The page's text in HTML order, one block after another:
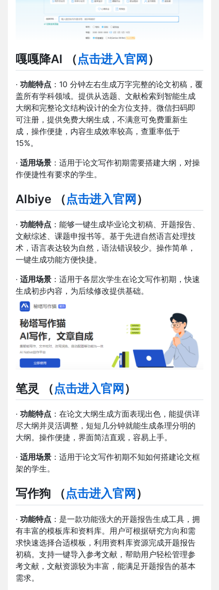
嘎嘎降AI （点击进入官网 ）
· 功能特点 ：10 分钟左右生成万字完整的论文初稿，覆
盖所有学科领域。提供从选题、文献检索到智能生成
大纲和完整论文结构设计的全方位支持。微信扫码即
可注册，提供免费大纲生成，不满意可免费重新生
成，操作便捷，内容生成效率较高，查重率低于
15%。
· 适用场景 ：适用于论文写作初期需要搭建大纲，对操
作便捷性有要求的学生。
AIbiye （点击进入官网 ）
· 功能特点 ：能够一键生成毕业论文初稿、开题报告、
文献综述、课题申报书等。基于先进自然语言处理技
术，语言表达较为自然，语法错误较少。操作简单，
一键生成功能方便快捷。
· 适用场景 ：适用于各层次学生在论文写作初期，快速
生成初步内容，为后续修改提供基础。
笔灵 （点击进入官网 ）
· 功能特点 ：在论文大纲生成方面表现出色，能提供详
尽大纲并灵活调整，短短几分钟就能生成条理分明的
大纲。操作便捷，界面简洁直观，容易上手。
· 适用场景 ：适用于论文写作初期不知如何搭建论文框
架的学生。
写作狗 （点击进入官网 ）
· 功能特点 ：是一款功能强大的开题报告生成工具，拥
有丰富的模板库和资料库。用户可根据研究方向和需
求快速选择合适模板，利用资料库资源完成开题报告
初稿。支持一键导入参考文献，帮助用户轻松管理参
考文献，文献资源较为丰富，能满足开题报告的基本
需求。